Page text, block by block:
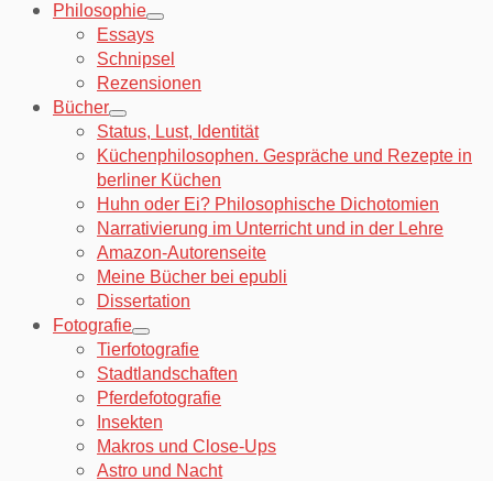
Philosophie
Essays
Schnipsel
Rezensionen
Bücher
Status, Lust, Identität
Küchenphilosophen. Gespräche und Rezepte in
berliner Küchen
Huhn oder Ei? Philosophische Dichotomien
Narrativierung im Unterricht und in der Lehre
Amazon-Autorenseite
Meine Bücher bei epubli
Dissertation
Fotografie
Tierfotografie
Stadtlandschaften
Pferdefotografie
Insekten
Makros und Close-Ups
Astro und Nacht